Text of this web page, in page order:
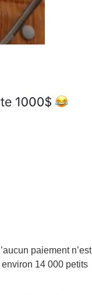
paiement n’est
14 000 petits